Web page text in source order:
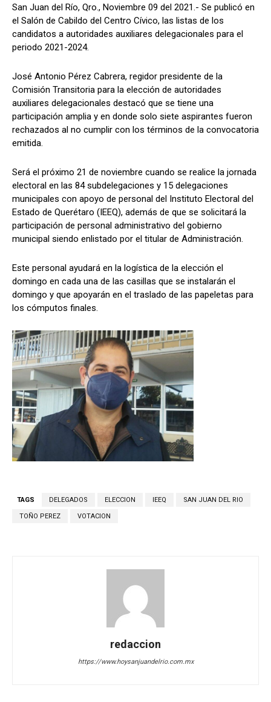
San Juan del Río, Qro., Noviembre 09 del 2021.- Se publicó en
el Salón de Cabildo del Centro Cívico, las listas de los
candidatos a autoridades auxiliares delegacionales para el
periodo 2021-2024.
José Antonio Pérez Cabrera, regidor presidente de la
Comisión Transitoria para la elección de autoridades
auxiliares delegacionales destacó que se tiene una
participación amplia y en donde solo siete aspirantes fueron
rechazados al no cumplir con los términos de la convocatoria
emitida.
Será el próximo 21 de noviembre cuando se realice la jornada
electoral en las 84 subdelegaciones y 15 delegaciones
municipales con apoyo de personal del Instituto Electoral del
Estado de Querétaro (IEEQ), además de que se solicitará la
participación de personal administrativo del gobierno
municipal siendo enlistado por el titular de Administración.
Este personal ayudará en la logística de la elección el
domingo en cada una de las casillas que se instalarán el
domingo y que apoyarán en el traslado de las papeletas para
los cómputos finales.
TAGS DELEGADOS ELECCION IEEQ SAN JUAN DEL RIO
TOÑO PEREZ VOTACION
redaccion
https://www.hoysanjuandelrio.com.mx